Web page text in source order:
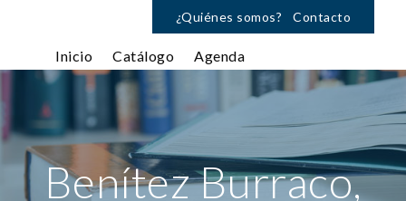
¿Quiénes somos? Contacto
Inicio Catálogo Agenda
Benítez Burraco,